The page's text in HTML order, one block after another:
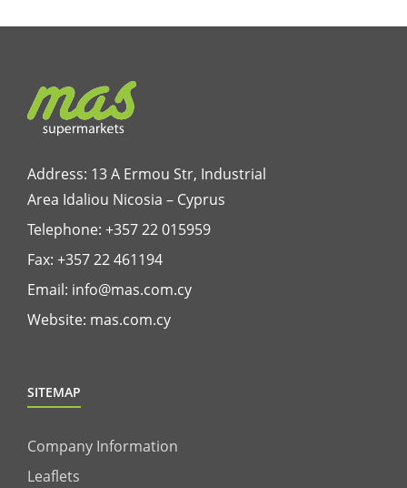
Address: 13 A Ermou Str, Industrial
Area Idaliou Nicosia – Cyprus
Telephone: +357 22 015959
Fax: +357 22 461194
Email: info@mas.com.cy
Website: mas.com.cy
SITEMAP
Company Information
Leaflets